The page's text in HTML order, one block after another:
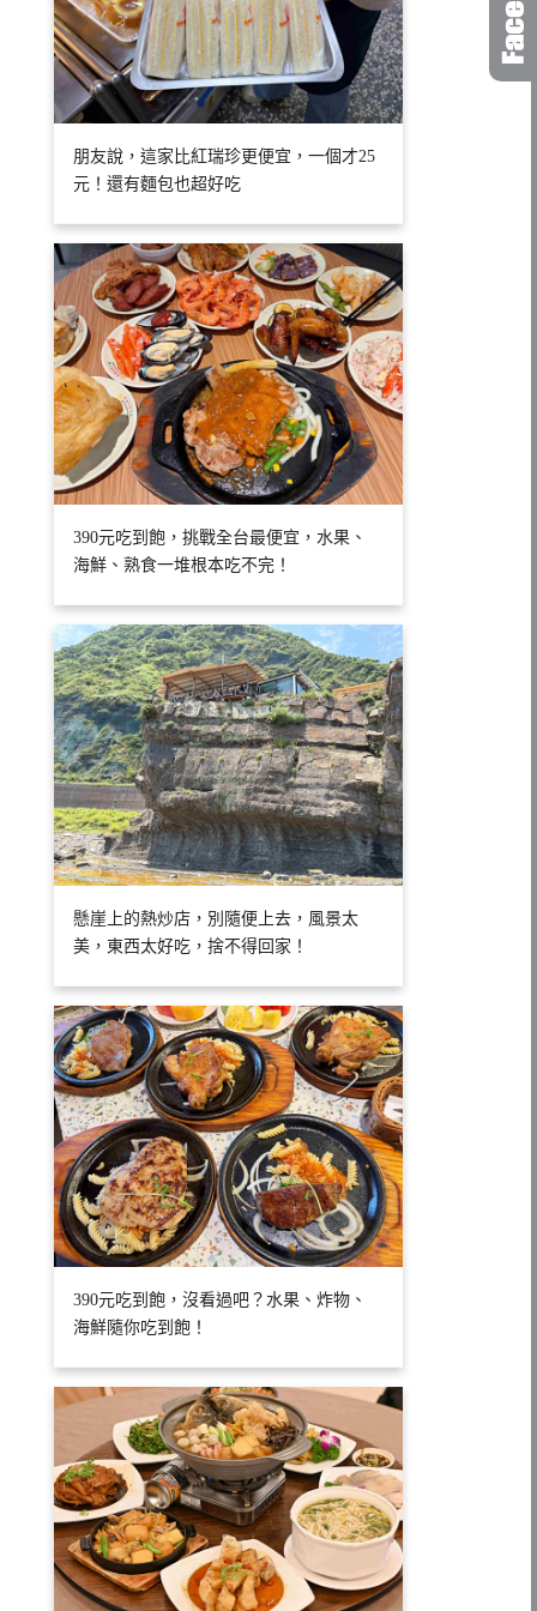
朋友說，這家比紅瑞珍更便宜，一個才25
元！還有麵包也超好吃
390元吃到飽，挑戰全台最便宜，水果、
海鮮、熟食一堆根本吃不完！
懸崖上的熱炒店，別隨便上去，風景太
美，東西太好吃，捨不得回家！
390元吃到飽，沒看過吧？水果、炸物、
海鮮隨你吃到飽！